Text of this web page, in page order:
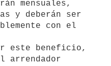
y deberán ser
con el
arrendador